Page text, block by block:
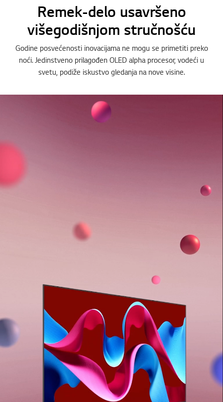
Remek-delo usavršeno
višegodišnjom stručnošću
Godine posvećenosti inovacijama ne mogu se primetiti preko
noći. Jedinstveno prilagođen OLED alpha procesor, vodeći u
svetu, podiže iskustvo gledanja na nove visine.